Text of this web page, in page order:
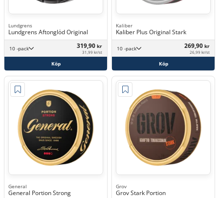
Lundgrens
Lundgrens Aftonglöd Original
10 -pack 319,90 kr
31,99 kr/st
Köp
Kaliber
Kaliber Plus Original Stark
10 -pack 269,90 kr
26,99 kr/st
Köp
General
General Portion Strong
Grov
Grov Stark Portion